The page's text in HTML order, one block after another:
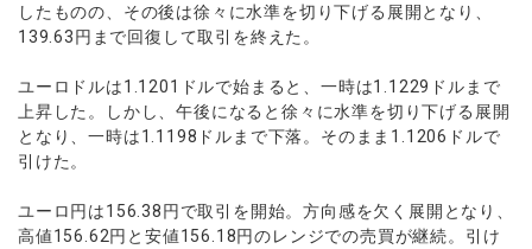
したものの、その後は徐々に水準を切り下げる展開となり、
139.63円まで回復して取引を終えた。
ユーロドルは1.1201ドルで始まると、一時は1.1229ドルまで
上昇した。しかし、午後になると徐々に水準を切り下げる展開
となり、一時は1.1198ドルまで下落。そのまま1.1206ドルで
引けた。
ユーロ円は156.38円で取引を開始。方向感を欠く展開となり、
高値156.62円と安値156.18円のレンジでの売買が継続。引け